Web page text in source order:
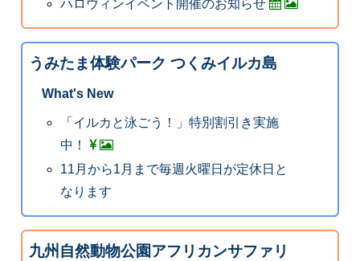
ハロウィンイベント開催のお知らせ
うみたま体験パーク つくみイルカ島
What's New
「イルカと泳ごう！」特別割引き実施
中！
11月から1月まで毎週火曜日が定休日と
なります
九州自然動物公園アフリカンサファリ